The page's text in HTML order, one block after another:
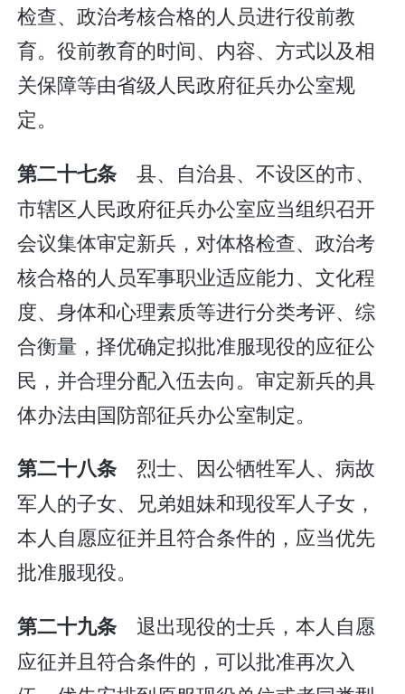
检查、政治考核合格的人员进行役前教
育。役前教育的时间、内容、方式以及相
关保障等由省级人民政府征兵办公室规
定。
第二十七条 县、自治县、不设区的市、
市辖区人民政府征兵办公室应当组织召开
会议集体审定新兵，对体格检查、政治考
核合格的人员军事职业适应能力、文化程
度、身体和心理素质等进行分类考评、综
合衡量，择优确定拟批准服现役的应征公
民，并合理分配入伍去向。审定新兵的具
体办法由国防部征兵办公室制定。
第二十八条 烈士、因公牺牲军人、病故
军人的子女、兄弟姐妹和现役军人子女，
本人自愿应征并且符合条件的，应当优先
批准服现役。
第二十九条 退出现役的士兵，本人自愿
应征并且符合条件的，可以批准再次入